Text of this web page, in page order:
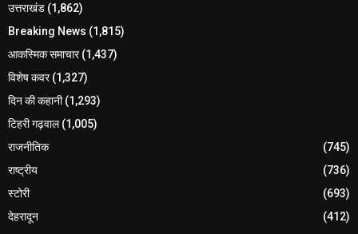
उत्तराखंड (1,862)
Breaking News (1,815)
आकस्मिक समाचार(1,437)
विशेष कवर(1,327)
दिन की कहानी(1,293)
टिहरी गढ़वाल(1,005)
राजनीतिक
(745)
राष्ट्रीय
(736)
स्टोरी
(693)
देहरादून
(412)